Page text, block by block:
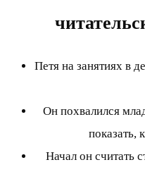
Петя на занятиях в
Он похвалился
показать,
Начал он считать